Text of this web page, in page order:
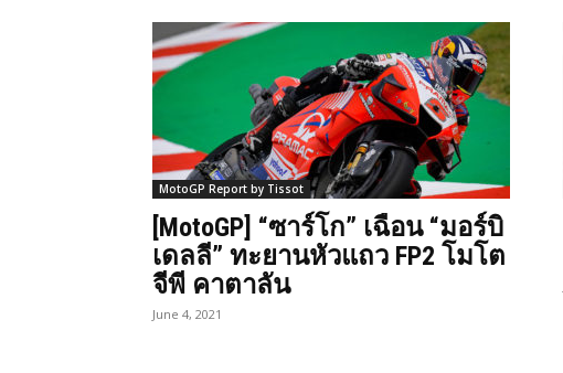
MotoGP Report by Tissot
[MotoGP] “ซาร์โก” เฉือน “มอร์บิ
เดลลี” ทะยานหัวแถว FP2 โมโต
จีพี คาตาลัน
June 4, 2021